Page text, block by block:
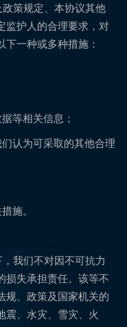
策规定、本协议其他
监护人的合理要求，对
一种或多种措施：
等相关信息；
认为可采取的其他合理
施。
我们不对因不可抗力
损失承担责任。该等不
规、政策及国家机关的
震、水灾、雪灾、火